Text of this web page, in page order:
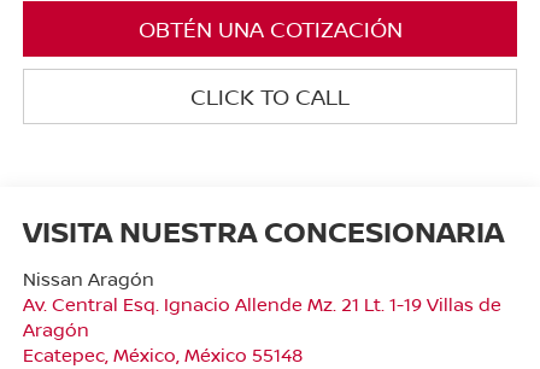
OBTÉN UNA COTIZACIÓN
CLICK TO CALL
VISITA NUESTRA CONCESIONARIA
Nissan Aragón
Av. Central Esq. Ignacio Allende Mz. 21 Lt. 1-19 Villas de
Aragón
Ecatepec, México, México 55148